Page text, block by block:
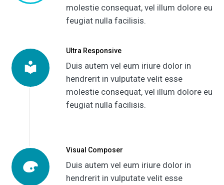
molestie consequat, vel illum dolore eu
feugiat nulla facilisis.
Ultra Responsive
Duis autem vel eum iriure dolor in
hendrerit in vulputate velit esse
molestie consequat, vel illum dolore eu
feugiat nulla facilisis.
Visual Composer
Duis autem vel eum iriure dolor in
hendrerit in vulputate velit esse